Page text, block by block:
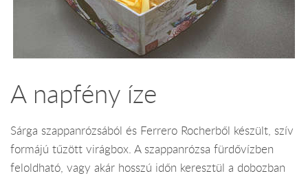
A napfény íze
Sárga szappanrózsából és Ferrero Rocherből készült, szív
formájú tűzött virágbox. A szappanrózsa fürdővízben
feloldható, vagy akár hosszú időn keresztül a dobozban